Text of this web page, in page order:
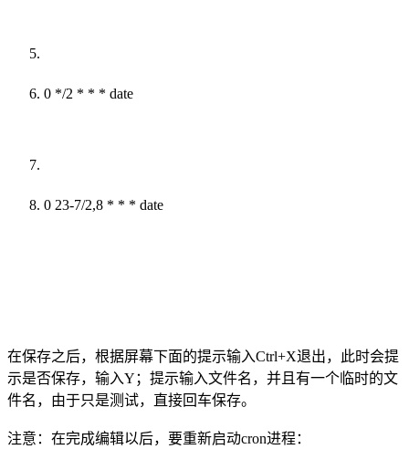
0 */2 * * * date
0 23-7/2,8 * * * date
在保存之后，根据屏幕下面的提示输入Ctrl+X退出，此时会提
示是否保存，输入Y；提示输入文件名，并且有一个临时的文
件名，由于只是测试，直接回车保存。
注意：在完成编辑以后，要重新启动cron进程：